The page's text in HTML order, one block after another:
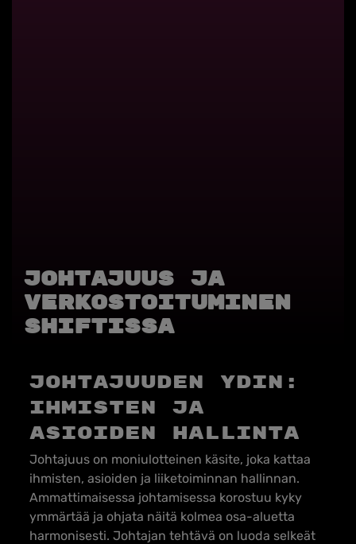
Johtajuus ja
verkostoituminen
shiftissa
Johtajuuden ydin:
Ihmisten ja
asioiden hallinta
Johtajuus on moniulotteinen käsite, joka kattaa
ihmisten, asioiden ja liiketoiminnan hallinnan.
Ammattimaisessa johtamisessa korostuu kyky
ymmärtää ja ohjata näitä kolmea osa-aluetta
harmonisesti. Johtajan tehtävä on luoda selkeät